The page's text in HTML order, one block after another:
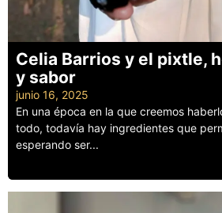
Celia Barrios y el pixtle,
y sabor
junio 16, 2025
En una época en la que creemos
todo, todavía hay ingredientes que
esperando ser...